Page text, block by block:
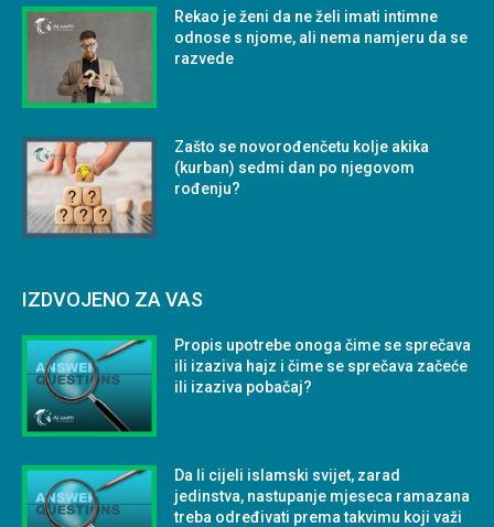
Rekao je ženi da ne želi imati intimne
odnose s njome, ali nema namjeru da se
razvede
Zašto se novorođenčetu kolje akika
(kurban) sedmi dan po njegovom
rođenju?
IZDVOJENO ZA VAS
Propis upotrebe onoga čime se sprečava
ili izaziva hajz i čime se sprečava začeće
ili izaziva pobačaj?
Da li cijeli islamski svijet, zarad
jedinstva, nastupanje mjeseca ramazana
treba određivati prema takvimu koji važi